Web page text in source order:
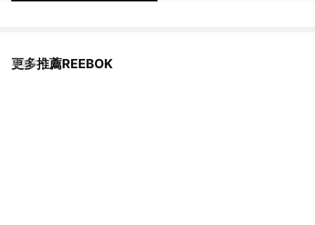
更多推薦REEBOK
看更多